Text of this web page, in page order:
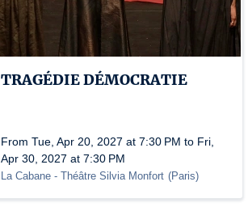
TRAGÉDIE DÉMOCRATIE
From Tue, Apr 20, 2027 at 7:30 PM to Fri,
Apr 30, 2027 at 7:30 PM
La Cabane - Théâtre Silvia Monfort (Paris)